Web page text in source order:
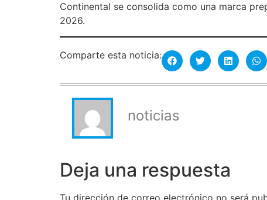
Continental se consolida como una marca
2026.
Comparte esta noticia:
noticias
Deja una respuesta
Tu dirección de correo electrónico no será